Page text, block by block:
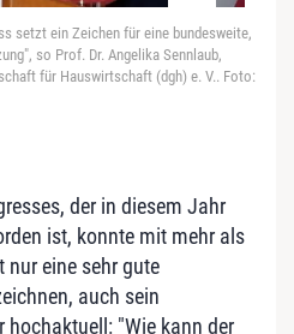
setzt ein Zeichen für eine bundesweite,
so Prof. Dr. Angelika Sennlaub,
für Hauswirtschaft (dgh) e. V.. Foto:
der in diesem Jahr
ist, konnte mit mehr als
nur eine sehr gute
auch sein
hochaktuell: "Wie kann der